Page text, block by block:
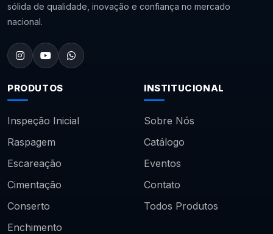
sólida de qualidade, inovação e confiança no mercado
nacional.
PRODUTOS
Inspeção Inicial
Raspagem
Escareação
Cimentação
Conserto
Enchimento
INSTITUCIONAL
Sobre Nós
Catálogo
Eventos
Contato
Todos Produtos